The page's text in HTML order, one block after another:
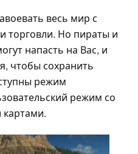
весь мир с
Но пираты и
напасть на Вас, и
чтобы сохранить
режим
режим со